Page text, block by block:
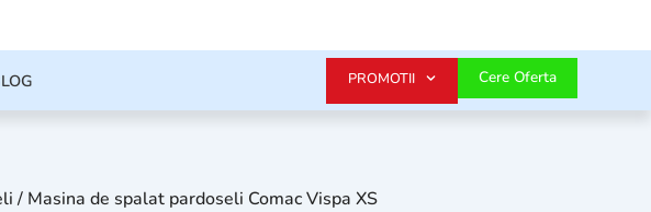
Cere Oferta
PROMOTII
/ Masina de spalat pardoseli Comac Vispa XS